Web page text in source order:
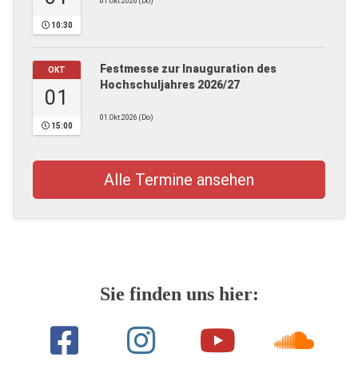
10:30
OKT
01
15:00
Festmesse zur Inauguration des
Hochschuljahres 2026/27
01.Okt.2026 (Do)
Alle Termine ansehen
Sie finden uns hier: